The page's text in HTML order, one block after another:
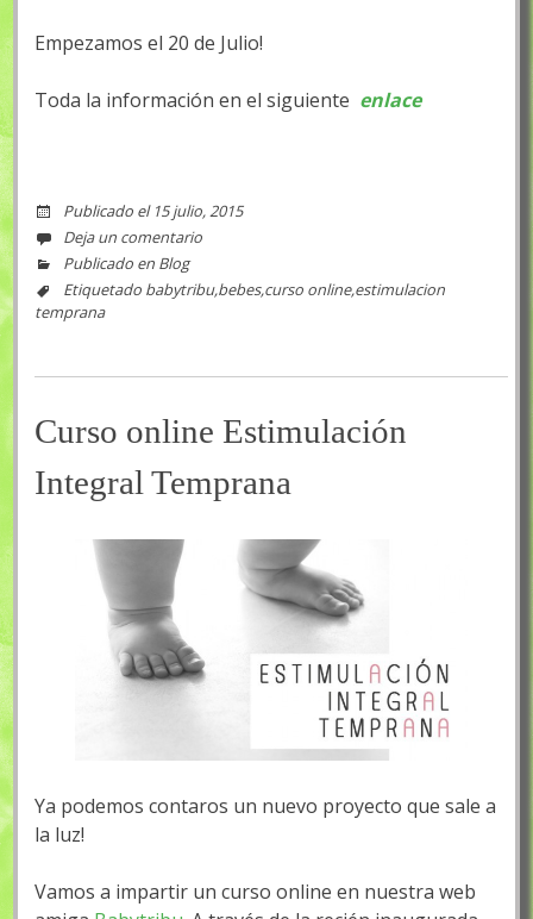
Empezamos el 20 de Julio!
Toda la información en el siguiente enlace
Publicado el 15 julio, 2015
Deja un comentario
Publicado en Blog
Etiquetado babytribu,bebes,curso online,estimulacion
temprana
Curso online Estimulación
Integral Temprana
Ya podemos contaros un nuevo proyecto que sale a
la luz!
Vamos a impartir un curso online en nuestra web